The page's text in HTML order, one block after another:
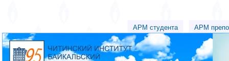
АРМ студента АРМ